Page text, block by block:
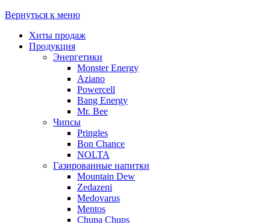
Вернуться к меню
Хиты продаж
Продукция
Энергетики
Monster Energy
Aziano
Powercell
Bang Energy
Mr. Bee
Чипсы
Pringles
Bon Chance
NOLTA
Газированные напитки
Mountain Dew
Zedazeni
Medovarus
Mentos
Chupa Chups